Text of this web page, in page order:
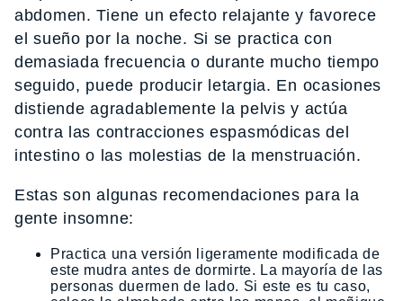
abdomen. Tiene un efecto relajante y favorece
el sueño por la noche. Si se practica con
demasiada frecuencia o durante mucho tiempo
seguido, puede producir letargia. En ocasiones
distiende agradablemente la pelvis y actúa
contra las contracciones espasmódicas del
intestino o las molestias de la menstruación.
Estas son algunas recomendaciones para la
gente insomne:
Practica una versión ligeramente modificada de
este mudra antes de dormirte. La mayoría de las
personas duermen de lado. Si este es tu caso,